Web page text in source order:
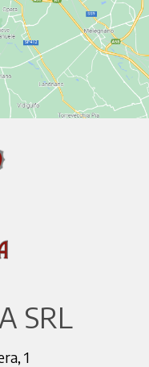
SRL
1